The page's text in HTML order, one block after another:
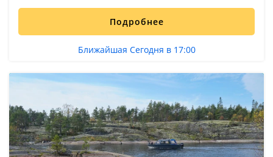
Подробнее
Ближайшая Сегодня в 17:00